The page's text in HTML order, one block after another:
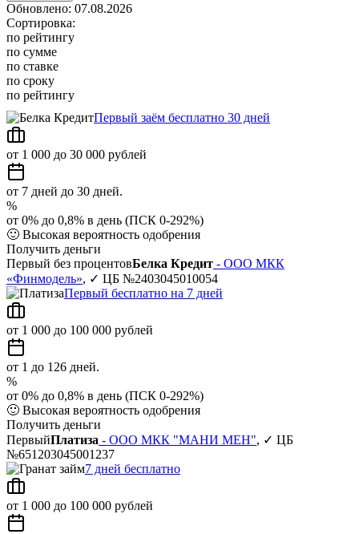
Обновлено: 07.08.2026
Сортировка:
по рейтингу
по сумме
по ставке
по сроку
по рейтингу
Первый заём бесплатно 30 дней
от 1 000 до 30 000 рублей
от 7 дней до 30 дней.
%
от 0% до 0,8% в день (ПСК 0-292%)
🙂 Высокая вероятность одобрения
Получить деньги
Первый без процентовБелка Кредит - ООО МКК
«Финмодель», ✓ ЦБ №2403045010054
Первый бесплатно на 7 дней
от 1 000 до 100 000 рублей
от 1 до 126 дней.
%
от 0% до 0,8% в день (ПСК 0-292%)
🙂 Высокая вероятность одобрения
Получить деньги
ПервыйПлатиза - ООО МКК "МАНИ МЕН", ✓ ЦБ
№651203045001237
7 дней бесплатно
от 1 000 до 100 000 рублей